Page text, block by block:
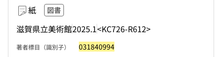
紙 図書
滋賀県立美術館2025.1<KC726-R612>
著者標目（識別子） 031840994